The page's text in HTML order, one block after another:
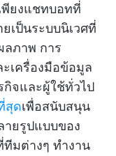
พียงแชทบอทที่
เป็นระบบนิเวศที่
ลภาพ การ
ะเครื่องมือข้อมูล
กิจและผู้ใช้ทั่วไป
สุดเพื่อสนับสนุน
ยรูปแบบของ
มต่างๆ ทำงาน